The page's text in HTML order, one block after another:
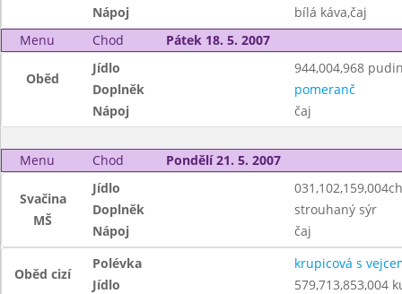
Nápoj
bílá káva,čaj
Menu
Chod Pátek 18. 5. 2007
Oběd
Jídlo
944,004,968
Doplněk
pomeranč
Nápoj
čaj
Menu Chod Pondělí 21. 5. 2007
Svačina
MŠ
Jídlo
Doplněk
strouhaný sýr
Nápoj
čaj
Oběd cizí
Polévka
krupicová s
Jídlo
579,713,853,004